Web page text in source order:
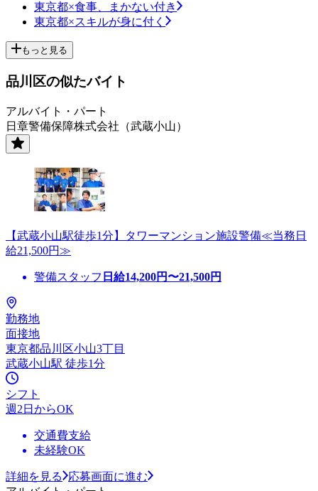
東京都×食事、まかない付き
東京都×スキルが身に付く
もっと見る
品川区の似たバイト
アルバイト・パート
日章警備保障株式会社（武蔵小山）
【武蔵小山駅徒歩1分】タワーマンション施設警備≪当務日
給21,500円≫
警備スタッフ 日給14,200円〜21,500円
勤務地
面接地
東京都品川区小山3丁目
武蔵小山駅 徒歩1分
シフト
週2日からOK
交通費支給
未経験OK
詳細を見る
応募画面に進む